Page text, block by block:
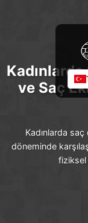
ve Saç
Kadınlarda saç
döneminde
fiziksel